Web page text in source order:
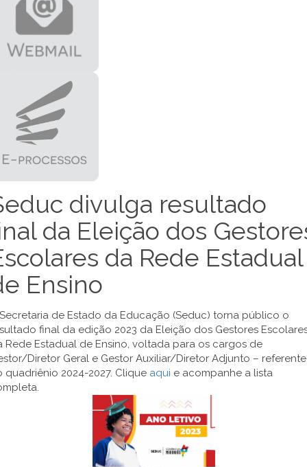
divulga resultado
da Eleição dos
da Rede Estadual
Ensino
de Estado da Educação (Seduc) torna público o
final da edição 2023 da Eleição dos Gestores
Rede Estadual de Ensino, voltada para os cargos de
Diretor Geral e Gestor Auxiliar/Diretor Adjunto – referente
quadriênio 2024-2027. Clique aqui e acompanhe a lista